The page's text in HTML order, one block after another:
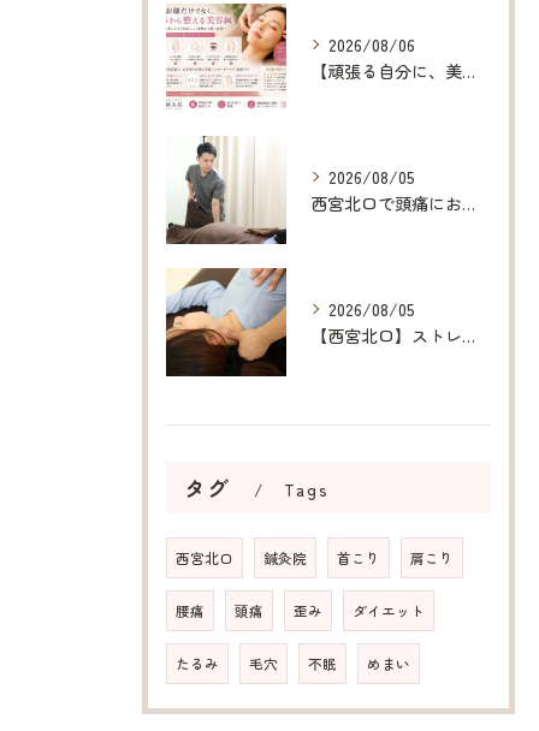
2026/08/06
【頑張る自分に、美容鍼というご褒美を】
2026/08/05
西宮北口で頭痛にお悩みの方へ｜原因から改善を目指す整体・鍼灸
2026/08/05
【西宮北口】ストレス・胃腸の不調でお悩みの方へ｜鍼灸院の選び方
タグ Tags
西宮北口 鍼灸院 首こり 肩こり
腰痛 頭痛 歪み ダイエット
たるみ 毛穴 不眠 めまい